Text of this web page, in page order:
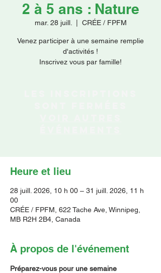
2 à 5 ans : Nature
mar. 28 juill. CRÉE / FPFM
Venez participer à une semaine remplie
d'activités !
Inscrivez vous par famille!
Heure et lieu
28 juill. 2026, 10 h 00 – 31 juill. 2026, 11 h
00
CRÉE / FPFM, 622 Tache Ave, Winnipeg,
MB R2H 2B4, Canada
À propos de l'événement
Préparez-vous pour une semaine